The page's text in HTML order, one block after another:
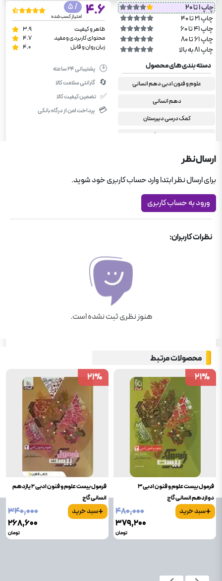
چاپ 1 تا 20
چاپ 21 تا 40
چاپ 41 تا 60
چاپ 61 تا 80
چاپ 81 به بالا
4.6
/ 5
امتیاز کسب شده
ظاهر و کیفیت
3.9
محتوای کاربردی و مفید
4.7
زبان روان و قابل
4.0
دسته بندی های محصول
علوم و فنون ادبی دهم انسانی
دهم انسانی
کمک درسی دبیرستان
فرمول بیست گاج
🕑 پشتیبانی ۲۴ ساعته
🔄 گارانتی سلامت کالا
✅ تضمین کیفیت کالا
💳 پرداخت امن از درگاه بانکی
ارسال نظر
برای ارسال نظر ابتدا وارد حساب کاربری خود شوید.
ورود به حساب کاربری
نظرات کاربران:
هنوز نظری ثبت نشده است.
محصولات مرتبط
فرمول بیست علوم و فنون ادبی 3
دوازدهم انسانی گاج
+سبد خرید
۴۸۰٬۰۰۰
۳۷۹٬۲۰۰
تومان
21%
21%
فرمول بیست علوم و فنون ادبی 2 یازدهم
انسانی گاج
+سبد خرید
۳۴۰٬۰۰۰
۲۶۸٬۶۰۰
تومان
21%
21%